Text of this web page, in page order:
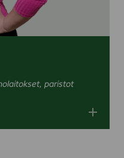
paristot